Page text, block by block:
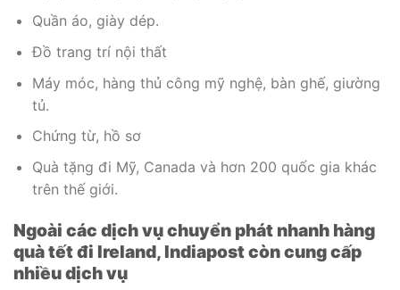
Quần áo, giày dép.
Đồ trang trí nội thất
Máy móc, hàng thủ công mỹ nghệ, bàn ghế, giường
tủ.
Chứng từ, hồ sơ
Quà tặng đi Mỹ, Canada và hơn 200 quốc gia khác
trên thế giới.​
Ngoài các dịch vụ chuyển phát nhanh hàng
quà tết đi Ireland, Indiapost còn cung cấp
nhiều dịch vụ